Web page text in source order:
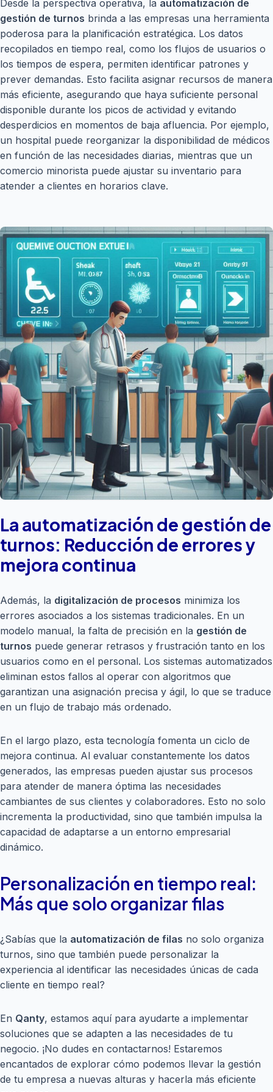
Desde la perspectiva operativa, la automatización de
gestión de turnos brinda a las empresas una herramienta
poderosa para la planificación estratégica. Los datos
recopilados en tiempo real, como los flujos de usuarios o
los tiempos de espera, permiten identificar patrones y
prever demandas. Esto facilita asignar recursos de manera
más eficiente, asegurando que haya suficiente personal
disponible durante los picos de actividad y evitando
desperdicios en momentos de baja afluencia. Por ejemplo,
un hospital puede reorganizar la disponibilidad de médicos
en función de las necesidades diarias, mientras que un
comercio minorista puede ajustar su inventario para
atender a clientes en horarios clave.
La automatización de gestión de
turnos: Reducción de errores y
mejora continua
Además, la digitalización de procesos minimiza los
errores asociados a los sistemas tradicionales. En un
modelo manual, la falta de precisión en la gestión de
turnos puede generar retrasos y frustración tanto en los
usuarios como en el personal. Los sistemas automatizados
eliminan estos fallos al operar con algoritmos que
garantizan una asignación precisa y ágil, lo que se traduce
en un flujo de trabajo más ordenado.
En el largo plazo, esta tecnología fomenta un ciclo de
mejora continua. Al evaluar constantemente los datos
generados, las empresas pueden ajustar sus procesos
para atender de manera óptima las necesidades
cambiantes de sus clientes y colaboradores. Esto no solo
incrementa la productividad, sino que también impulsa la
capacidad de adaptarse a un entorno empresarial
dinámico.
Personalización en tiempo real:
Más que solo organizar filas
¿Sabías que la automatización de filas no solo organiza
turnos, sino que también puede personalizar la
experiencia al identificar las necesidades únicas de cada
cliente en tiempo real?
En Qanty, estamos aquí para ayudarte a implementar
soluciones que se adapten a las necesidades de tu
negocio. ¡No dudes en contactarnos! Estaremos
encantados de explorar cómo podemos llevar la gestión
de tu empresa a nuevas alturas y hacerla más eficiente